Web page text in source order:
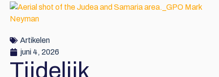
Artikelen
juni 4, 2026
Tijdelijk